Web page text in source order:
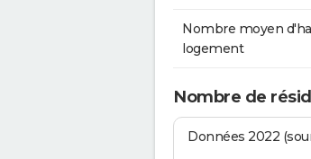
Nombre moyen
logement
Nombre de
Données 2022